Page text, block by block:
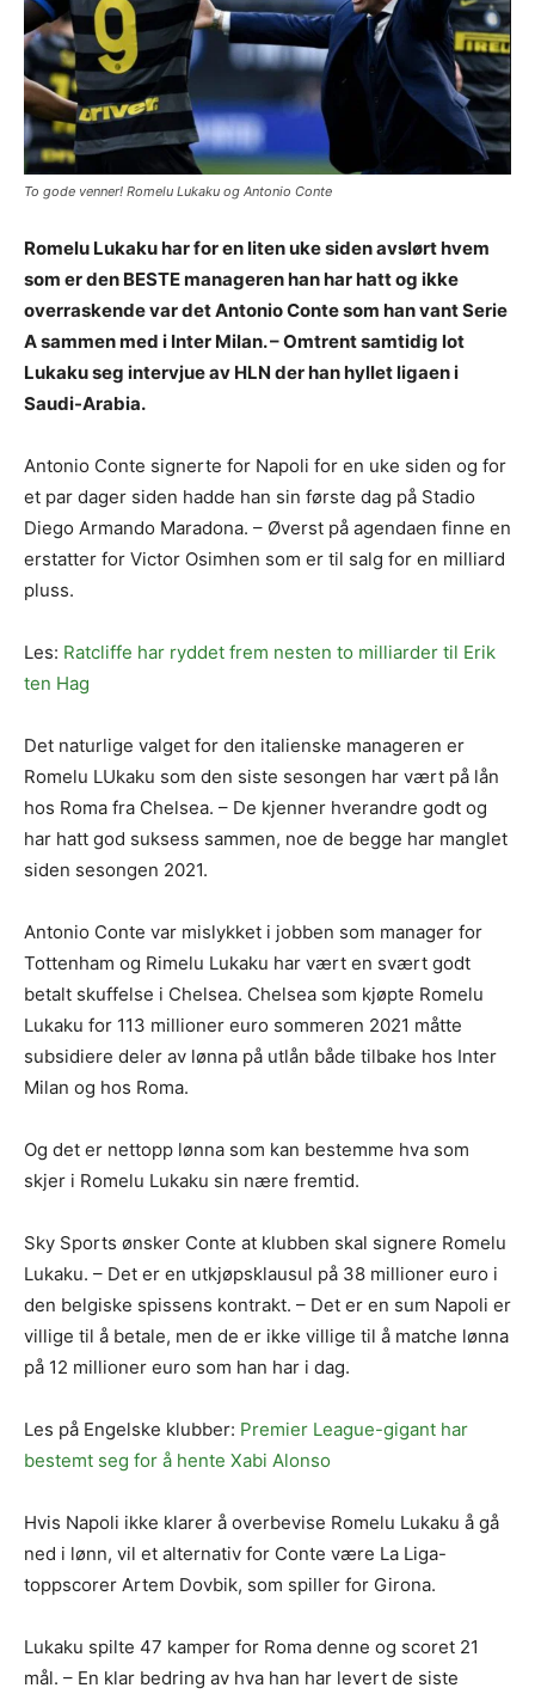
To gode venner! Romelu Lukaku og Antonio Conte
Romelu Lukaku har for en liten uke siden avslørt hvem
som er den BESTE manageren han har hatt og ikke
overraskende var det Antonio Conte som han vant Serie
A sammen med i Inter Milan. – Omtrent samtidig lot
Lukaku seg intervjue av HLN der han hyllet ligaen i
Saudi-Arabia.
Antonio Conte signerte for Napoli for en uke siden og for
et par dager siden hadde han sin første dag på Stadio
Diego Armando Maradona. – Øverst på agendaen finne en
erstatter for Victor Osimhen som er til salg for en milliard
pluss.
Les: Ratcliffe har ryddet frem nesten to milliarder til Erik
ten Hag
Det naturlige valget for den italienske manageren er
Romelu LUkaku som den siste sesongen har vært på lån
hos Roma fra Chelsea. – De kjenner hverandre godt og
har hatt god suksess sammen, noe de begge har manglet
siden sesongen 2021.
Antonio Conte var mislykket i jobben som manager for
Tottenham og Rimelu Lukaku har vært en svært godt
betalt skuffelse i Chelsea. Chelsea som kjøpte Romelu
Lukaku for 113 millioner euro sommeren 2021 måtte
subsidiere deler av lønna på utlån både tilbake hos Inter
Milan og hos Roma.
Og det er nettopp lønna som kan bestemme hva som
skjer i Romelu Lukaku sin nære fremtid.
Sky Sports ønsker Conte at klubben skal signere Romelu
Lukaku. – Det er en utkjøpsklausul på 38 millioner euro i
den belgiske spissens kontrakt. – Det er en sum Napoli er
villige til å betale, men de er ikke villige til å matche lønna
på 12 millioner euro som han har i dag.
Les på Engelske klubber: Premier League-gigant har
bestemt seg for å hente Xabi Alonso
Hvis Napoli ikke klarer å overbevise Romelu Lukaku å gå
ned i lønn, vil et alternativ for Conte være La Liga-
toppscorer Artem Dovbik, som spiller for Girona.
Lukaku spilte 47 kamper for Roma denne og scoret 21
mål. – En klar bedring av hva han har levert de siste